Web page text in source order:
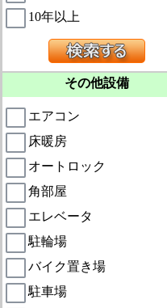
10年以上
その他設備
エアコン
床暖房
オートロック
角部屋
エレベータ
駐輪場
バイク置き場
駐車場